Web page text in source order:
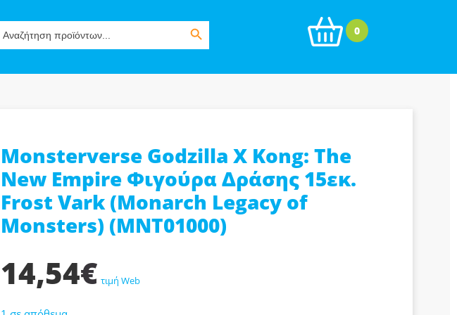
for:
Search Button
0
Monsterverse Godzilla X Kong: The
New Empire Φιγούρα Δράσης 15εκ.
Frost Vark (Monarch Legacy of
Monsters) (MNT01000)
14,54€ τιμή Web